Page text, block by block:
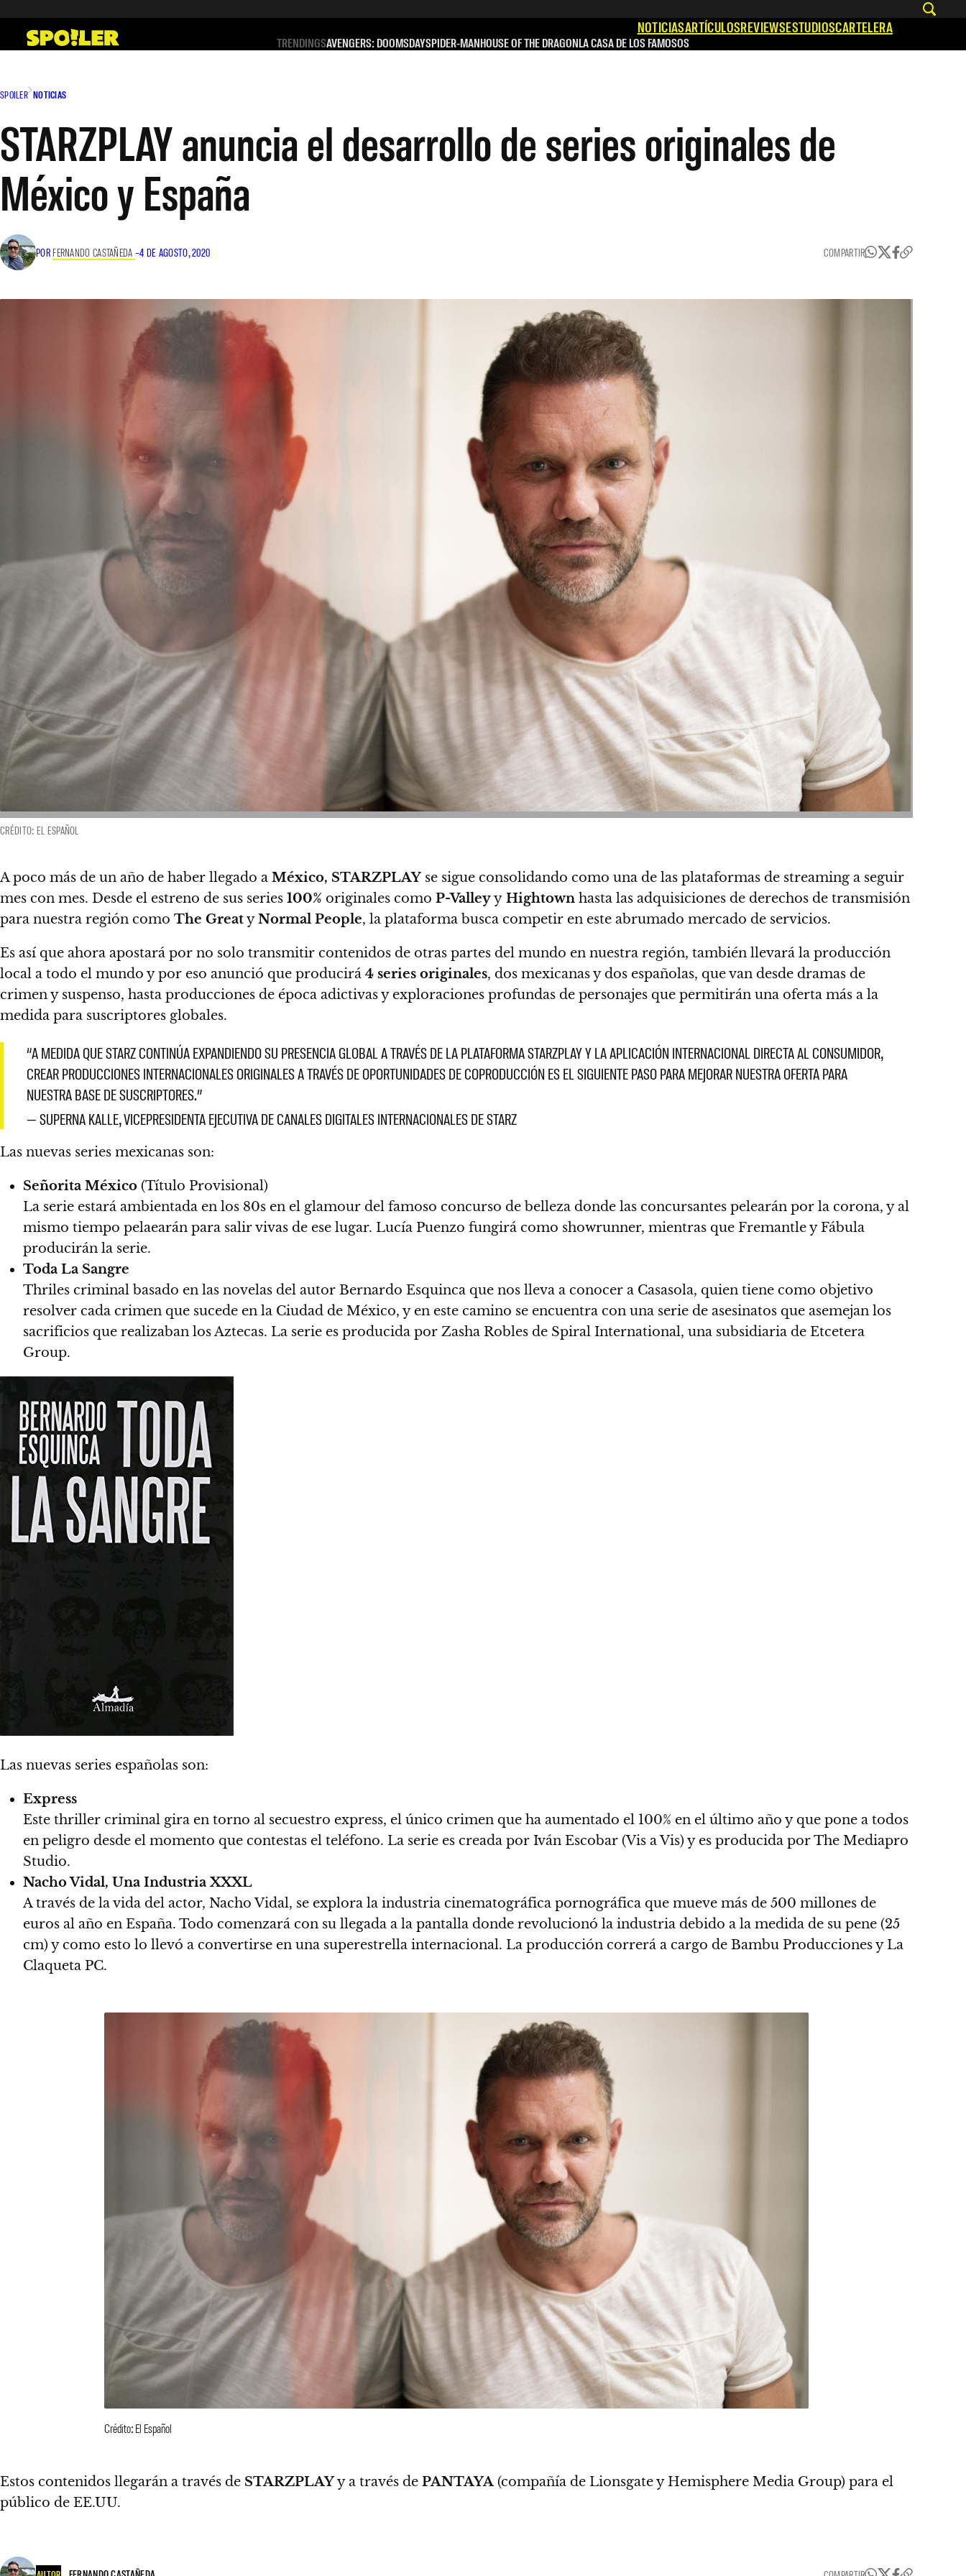
contenido
NOTICIASARTÍCULOSREVIEWSESTUDIOSCARTELERA
TRENDINGSAVENGERS: DOOMSDAYSPIDER-MANHOUSE OF THE DRAGONLA CASA DE LOS FAMOSOS
SPOILER NOTICIAS
STARZPLAY anuncia el desarrollo de series originales de
México y España
POR FERNANDO CASTAÑEDA –4 DE AGOSTO, 2020 COMPARTIR
CRÉDITO: EL ESPAÑOL
A poco más de un año de haber llegado a México, STARZPLAY se sigue consolidando como una de las plataformas de streaming a seguir
mes con mes. Desde el estreno de sus series 100% originales como P-Valleyy Hightown hasta las adquisiciones de derechos de transmisión
para nuestra región como The GreatyNormal People, la plataforma busca competir en este abrumado mercado de servicios.
Es así que ahora apostará por no solo transmitir contenidos de otras partes del mundo en nuestra región, también llevará la producción
local a todo el mundo y por eso anunció que producirá 4 series originales, dos mexicanas y dos españolas, que van desde dramas de
crimen y suspenso, hasta producciones de época adictivas y exploraciones profundas de personajes que permitirán una oferta más a la
medida para suscriptores globales.
“A MEDIDA QUE STARZ CONTINÚA EXPANDIENDO SU PRESENCIA GLOBAL A TRAVÉS DE LA PLATAFORMA STARZPLAY Y LA APLICACIÓN INTERNACIONAL DIRECTA AL CONSUMIDOR,
CREAR PRODUCCIONES INTERNACIONALES ORIGINALES A TRAVÉS DE OPORTUNIDADES DE COPRODUCCIÓN ES EL SIGUIENTE PASO PARA MEJORAR NUESTRA OFERTA PARA
NUESTRA BASE DE SUSCRIPTORES.”
— SUPERNA KALLE, VICEPRESIDENTA EJECUTIVA DE CANALES DIGITALES INTERNACIONALES DE STARZ
Las nuevas series mexicanas son:
Señorita México (Título Provisional)
La serie estará ambientada en los 80s en el glamour del famoso concurso de belleza donde las concursantes pelearán por la corona, y al
mismo tiempo pelaearán para salir vivas de ese lugar. Lucía Puenzo fungirá como showrunner, mientras que Fremantle y Fábula
producirán la serie.
Toda La Sangre
Thriles criminal basado en las novelas del autor Bernardo Esquinca que nos lleva a conocer a Casasola, quien tiene como objetivo
resolver cada crimen que sucede en la Ciudad de México, y en este camino se encuentra con una serie de asesinatos que asemejan los
sacrificios que realizaban los Aztecas. La serie es producida por Zasha Robles de Spiral International, una subsidiaria de Etcetera
Group.
Las nuevas series españolas son:
Express
Este thriller criminal gira en torno al secuestro express, el único crimen que ha aumentado el 100% en el último año y que pone a todos
en peligro desde el momento que contestas el teléfono. La serie es creada por Iván Escobar (Vis a Vis) y es producida por The Mediapro
Studio.
Nacho Vidal, Una Industria XXXL
A través de la vida del actor, Nacho Vidal, se explora la industria cinematográfica pornográfica que mueve más de 500 millones de
euros al año en España. Todo comenzará con su llegada a la pantalla donde revolucionó la industria debido a la medida de su pene (25
cm) y como esto lo llevó a convertirse en una superestrella internacional. La producción correrá a cargo de Bambu Producciones y La
Claqueta PC.
Crédito: El Español
Estos contenidos llegarán a través de STARZPLAYy a través de PANTAYA (compañía de Lionsgate y Hemisphere Media Group) para el
público de EE.UU.